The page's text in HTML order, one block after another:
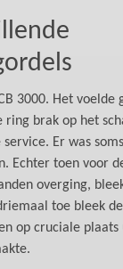
3000. Het voelde
ring brak op het
Er was
Echter toen voor
overging,
toe bleek
op cruciale plaats